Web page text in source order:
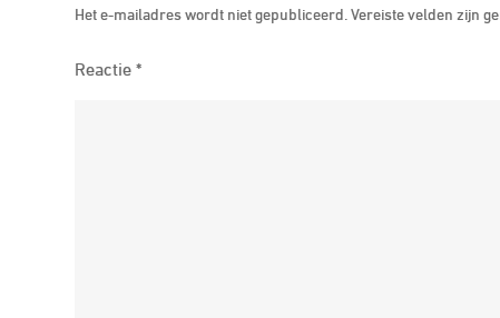
Het e-mailadres wordt niet gepubliceerd. Vereiste velden zijn
Reactie*